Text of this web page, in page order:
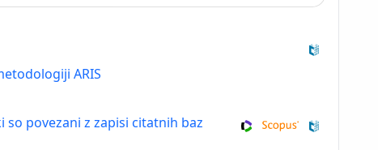
ARIS
so povezani z zapisi citatnih baz